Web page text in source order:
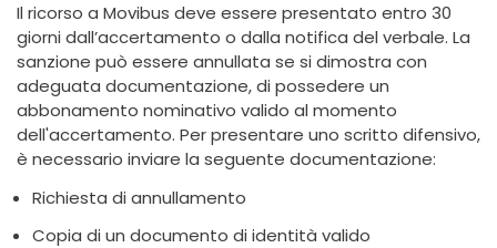
Il ricorso a Movibus deve essere presentato entro 30
giorni dall’accertamento o dalla notifica del verbale. La
sanzione può essere annullata se si dimostra con
adeguata documentazione, di possedere un
abbonamento nominativo valido al momento
dell'accertamento. Per presentare uno scritto difensivo,
è necessario inviare la seguente documentazione:
Richiesta di annullamento
Copia di un documento di identità valido